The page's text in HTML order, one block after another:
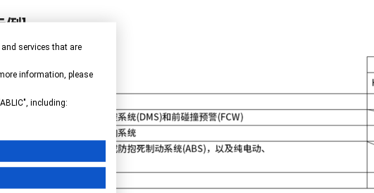
例]
services that are
information, please
including: